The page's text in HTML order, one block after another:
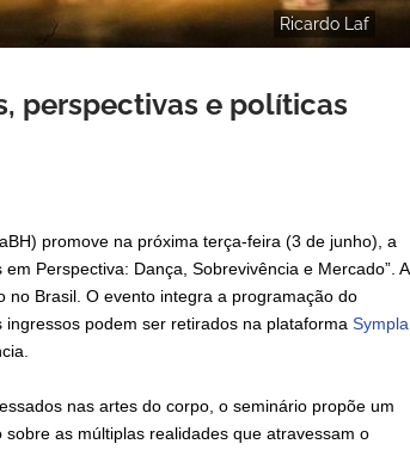
Ricardo Laf
perspectivas e políticas
promove na próxima terça-feira (3 de junho), a
Perspectiva: Dança, Sobrevivência e Mercado”. A
Brasil. O evento integra a programação do
podem ser retirados na plataforma Sympla
nas artes do corpo, o seminário propõe um
as múltiplas realidades que atravessam o